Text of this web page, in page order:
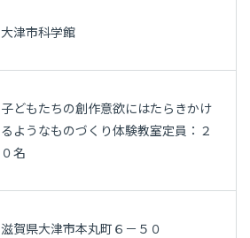
大津市科学館
子どもたちの創作意欲にはたらきかけ
るようなものづくり体験教室定員：２
０名
滋賀県大津市本丸町６－５０